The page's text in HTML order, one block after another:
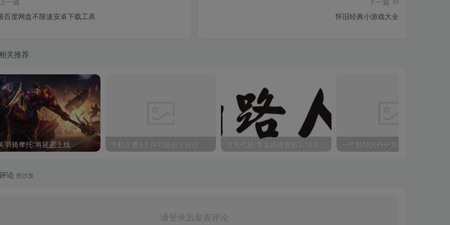
百度网盘不限速安卓下载工具
怀旧经典小游戏大全
关推荐
羽骑摩托”将延迟上线 手机欠费3个月可能会上征信 一个独特的PHP加密解密模块
论 抢沙发
请登录后发表评论